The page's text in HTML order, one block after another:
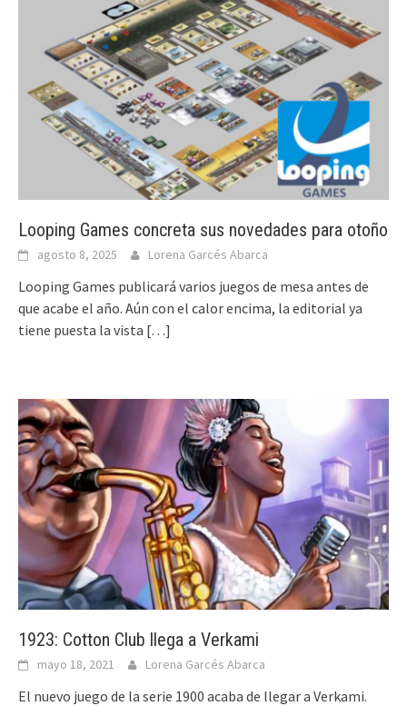
Looping Games concreta sus novedades para otoño
agosto 8, 2025 Lorena Garcés Abarca
Looping Games publicará varios juegos de mesa antes de
que acabe el año. Aún con el calor encima, la editorial ya
tiene puesta la vista […]
1923: Cotton Club llega a Verkami
mayo 18, 2021 Lorena Garcés Abarca
El nuevo juego de la serie 1900 acaba de llegar a Verkami.